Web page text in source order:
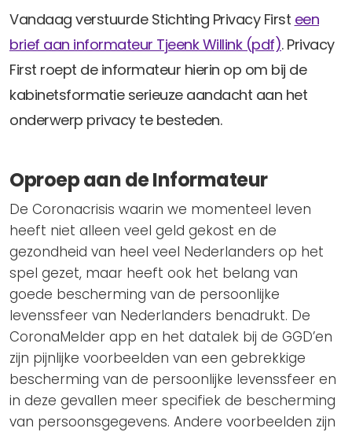
PSD2-me-niet
SpecifiekeToestemming.nl
Nieuwsbrieven
Contact
Privacybeleid
ANBI Status
Vandaag verstuurde Stichting Privacy First een
brief aan informateur Tjeenk Willink (pdf). Privacy
First roept de informateur hierin op om bij de
kabinetsformatie serieuze aandacht aan het
onderwerp privacy te besteden.
Oproep aan de Informateur
De Coronacrisis waarin we momenteel leven
heeft niet alleen veel geld gekost en de
gezondheid van heel veel Nederlanders op het
spel gezet, maar heeft ook het belang van
goede bescherming van de persoonlijke
levenssfeer van Nederlanders benadrukt. De
CoronaMelder app en het datalek bij de GGD’en
zijn pijnlijke voorbeelden van een gebrekkige
bescherming van de persoonlijke levenssfeer en
in deze gevallen meer specifiek de bescherming
van persoonsgegevens. Andere voorbeelden zijn